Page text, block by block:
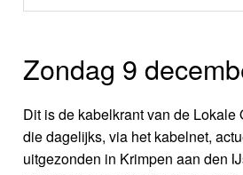
Zondag 9
Dit is de kabelkrant van de Lokale
die dagelijks, via het kabelnet,
uitgezonden in Krimpen aan den